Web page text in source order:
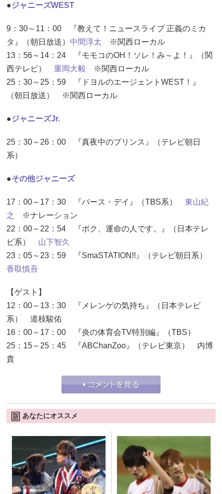
●ジャニーズWEST
9：30～11：00 『教えて！ニュースライブ 正義のミカ
タ』（朝日放送） 中間淳太 ※関西ローカル
13：56～14：24 『モモコのOH！ソレ！み～よ！』（関
西テレビ） 重岡大毅 ※関西ローカル
25：30～25：59 『ドヨルのエージェントWEST！』
（朝日放送） ※関西ローカル
●ジャニーズJr.
25：30～26：00 『真夜中のプリンス』（テレビ朝日
系）
●その他ジャニーズ
17：00～17：30 『バース・デイ』（TBS系） 東山紀
之
※ナレーション
22：00～22：54 『ボク、運命の人です。』（日本テレ
ビ系） 山下智久
23：05～23：59 『SmaSTATION!!』（テレビ朝日系）
香取慎吾
【ゲスト】
12：00～13：30 『メレンゲの気持ち』（日本テレビ
系） 道枝駿佑
16：00～17：00 『炎の体育会TV特別編』（TBS）
25：15～25：45 『ABChanZoo』（テレビ東京） 内博
貴
あなたにオススメ